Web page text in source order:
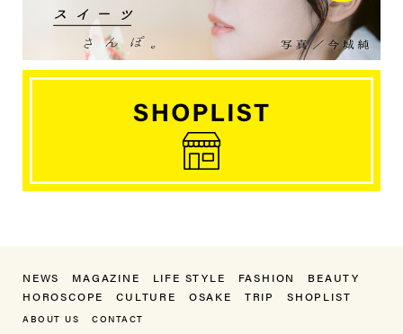
NEWS MAGAZINE LIFE STYLE FASHION
BEAUTY
HOROSCOPE
CULTURE OSAKE TRIP SHOPLIST
ABOUT US CONTACT